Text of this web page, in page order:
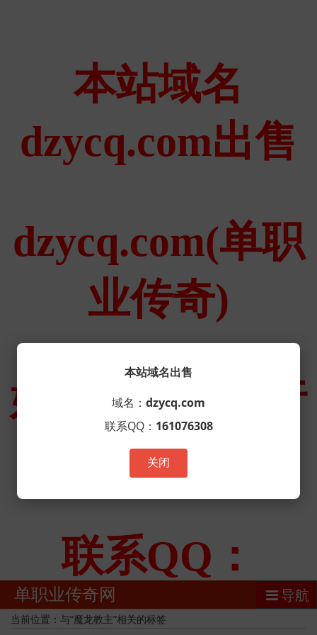
单职业传奇网 导航
当前位置：与“魔龙教主”相关的标签
本站域名出售
域名： dzycq.com
联系QQ： 161076308
关闭